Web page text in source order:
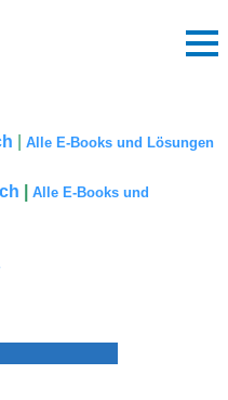
Alle E-Books und Lösungen
Alle E-Books und